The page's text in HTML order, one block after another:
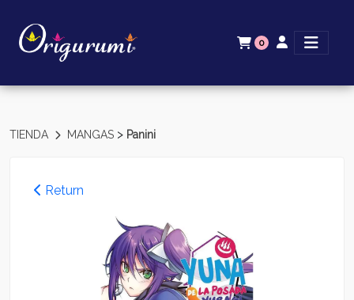
0
TIENDA MANGAS > Panini
Return